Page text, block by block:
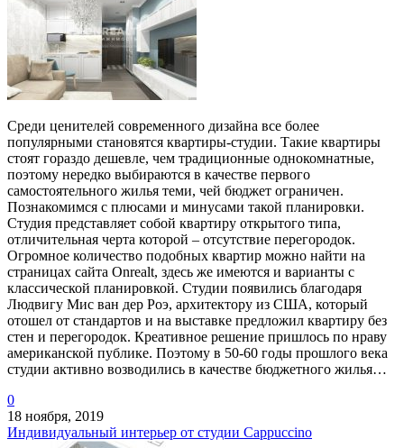
Среди ценителей современного дизайна все более
популярными становятся квартиры-студии. Такие квартиры
стоят гораздо дешевле, чем традиционные однокомнатные,
поэтому нередко выбираются в качестве первого
самостоятельного жилья теми, чей бюджет ограничен.
Познакомимся с плюсами и минусами такой планировки.
Студия представляет собой квартиру открытого типа,
отличительная черта которой – отсутствие перегородок.
Огромное количество подобных квартир можно найти на
страницах сайта Onrealt, здесь же имеются и варианты с
классической планировкой. Студии появились благодаря
Людвигу Мис ван дер Роэ, архитектору из США, который
отошел от стандартов и на выставке предложил квартиру без
стен и перегородок. Креативное решение пришлось по нраву
американской публике. Поэтому в 50-60 годы прошлого века
студии активно возводились в качестве бюджетного жилья…
0
18 ноября, 2019
Индивидуальный интерьер от студии Cappuccino